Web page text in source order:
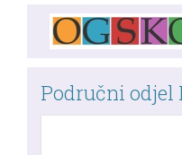
Područni odjel